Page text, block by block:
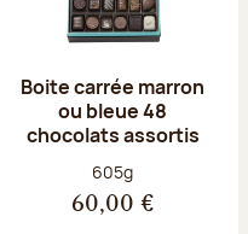
Boite carrée marron
ou bleue 48
chocolats assortis
Poids net :
605g
60,00 €